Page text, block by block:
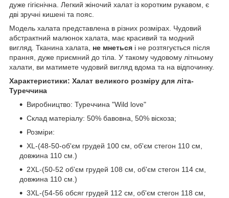
дуже гігієнічна. Легкий жіночий халат із коротким рукавом, є
дві зручні кишені та пояс.
Модель халата представлена в різних розмірах. Чудовий
абстрактний малюнок халата, має красивий та модний
вигляд. Тканина халата, не мнеться і не розтягується після
прання, дуже приємний до тіла. У такому чудовому літньому
халати, ви матимете чудовий вигляд вдома та на відпочинку.
Характеристики: Халат великого розміру для літа-
Туреччина
Виробництво: Туреччина "Wild love"
Склад матеріалу: 50% бавовна, 50% віскоза;
Розміри:
XL-(48-50-об'єм грудей 100 см, об'єм стегон 110 см,
довжина 110 см.)
2XL-(50-52 об'єм грудей 108 см, об'єм стегон 114 см,
довжина 110 см.)
3XL-(54-56 обсяг грудей 112 см, об'єм стегон 118 см,